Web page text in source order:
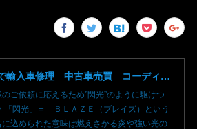
高崎で輸入車修理 中古車売買 コーディングならBLAZE（ブレイズ）へ│BLAZE Total Car Support & Modify in Takasaki Gunma
ご依頼に応えるため”閃光”のように駆けつ
「閃光」＝ ＢＬＡＺＥ（ブレイズ）という
込められた意味は燃えさかる炎や強い光の